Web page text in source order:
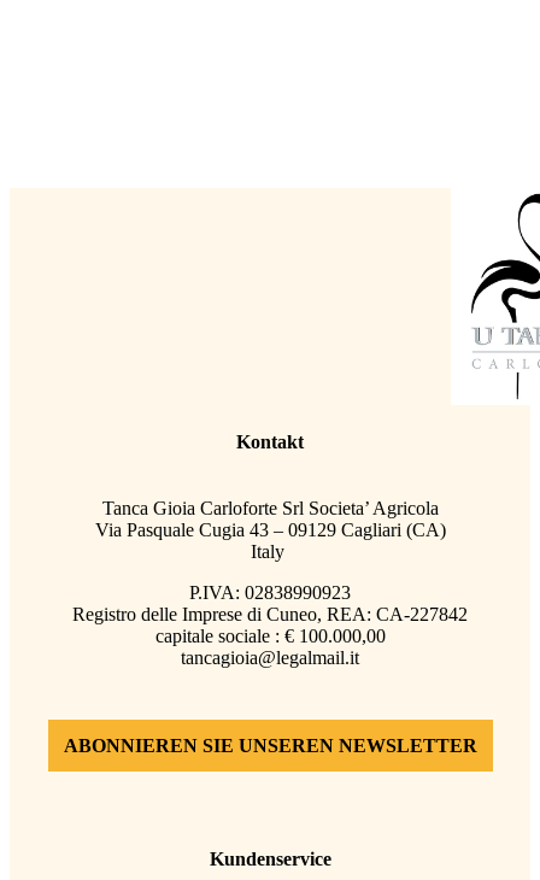
Kontakt
Tanca Gioia Carloforte Srl Societa’ Agricola
Via Pasquale Cugia 43 – 09129 Cagliari (CA)
Italy
P.IVA: 02838990923
Registro delle Imprese di Cuneo, REA: CA-227842
capitale sociale : € 100.000,00
tancagioia@legalmail.it
ABONNIEREN SIE UNSEREN NEWSLETTER
Kundenservice